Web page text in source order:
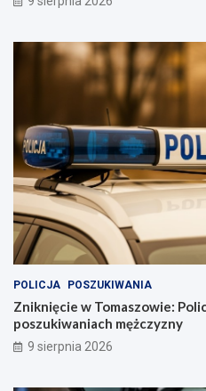
POLICJA POSZUKIWANIA
Zniknięcie w Tomaszowie:
poszukiwaniach mężczyzny
9 sierpnia 2026